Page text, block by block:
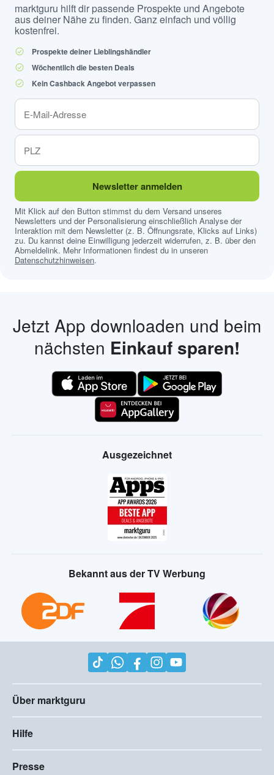
marktguru hilft dir passende Prospekte und Angebote
aus deiner Nähe zu finden. Ganz einfach und völlig
kostenfrei.
Prospekte deiner Lieblingshändler
Wöchentlich die besten Deals
Kein Cashback Angebot verpassen
Newsletter anmelden
Mit Klick auf den Button stimmst du dem Versand unseres
Newsletters und der Personalisierung einschließlich Analyse der
Interaktion mit dem Newsletter (z. B. Öffnungsrate, Klicks auf Links)
zu. Du kannst deine Einwilligung jederzeit widerrufen, z. B. über den
Abmeldelink. Mehr Informationen findest du in unseren
Datenschutzhinweisen.
Jetzt App downloaden und beim
nächsten Einkauf sparen!
Ausgezeichnet
Bekannt aus der TV Werbung
Über marktguru
Hilfe
Presse